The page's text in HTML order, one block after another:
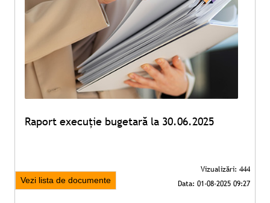
Raport execuție bugetară la 30.06.2025
Vezi lista de documente